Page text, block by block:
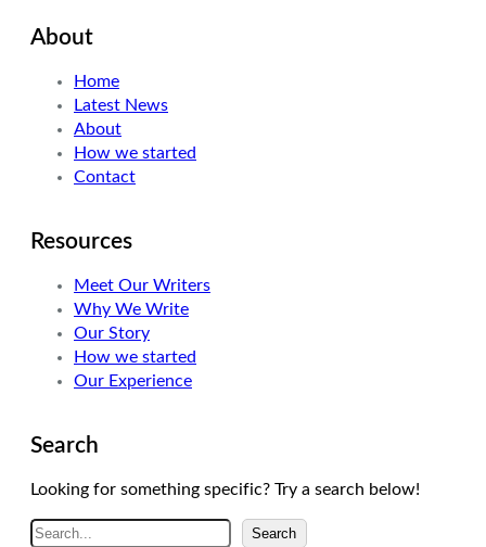
About
Home
Latest News
About
How we started
Contact
Resources
Meet Our Writers
Why We Write
Our Story
How we started
Our Experience
Search
Looking for something specific? Try a search below!
A
Search